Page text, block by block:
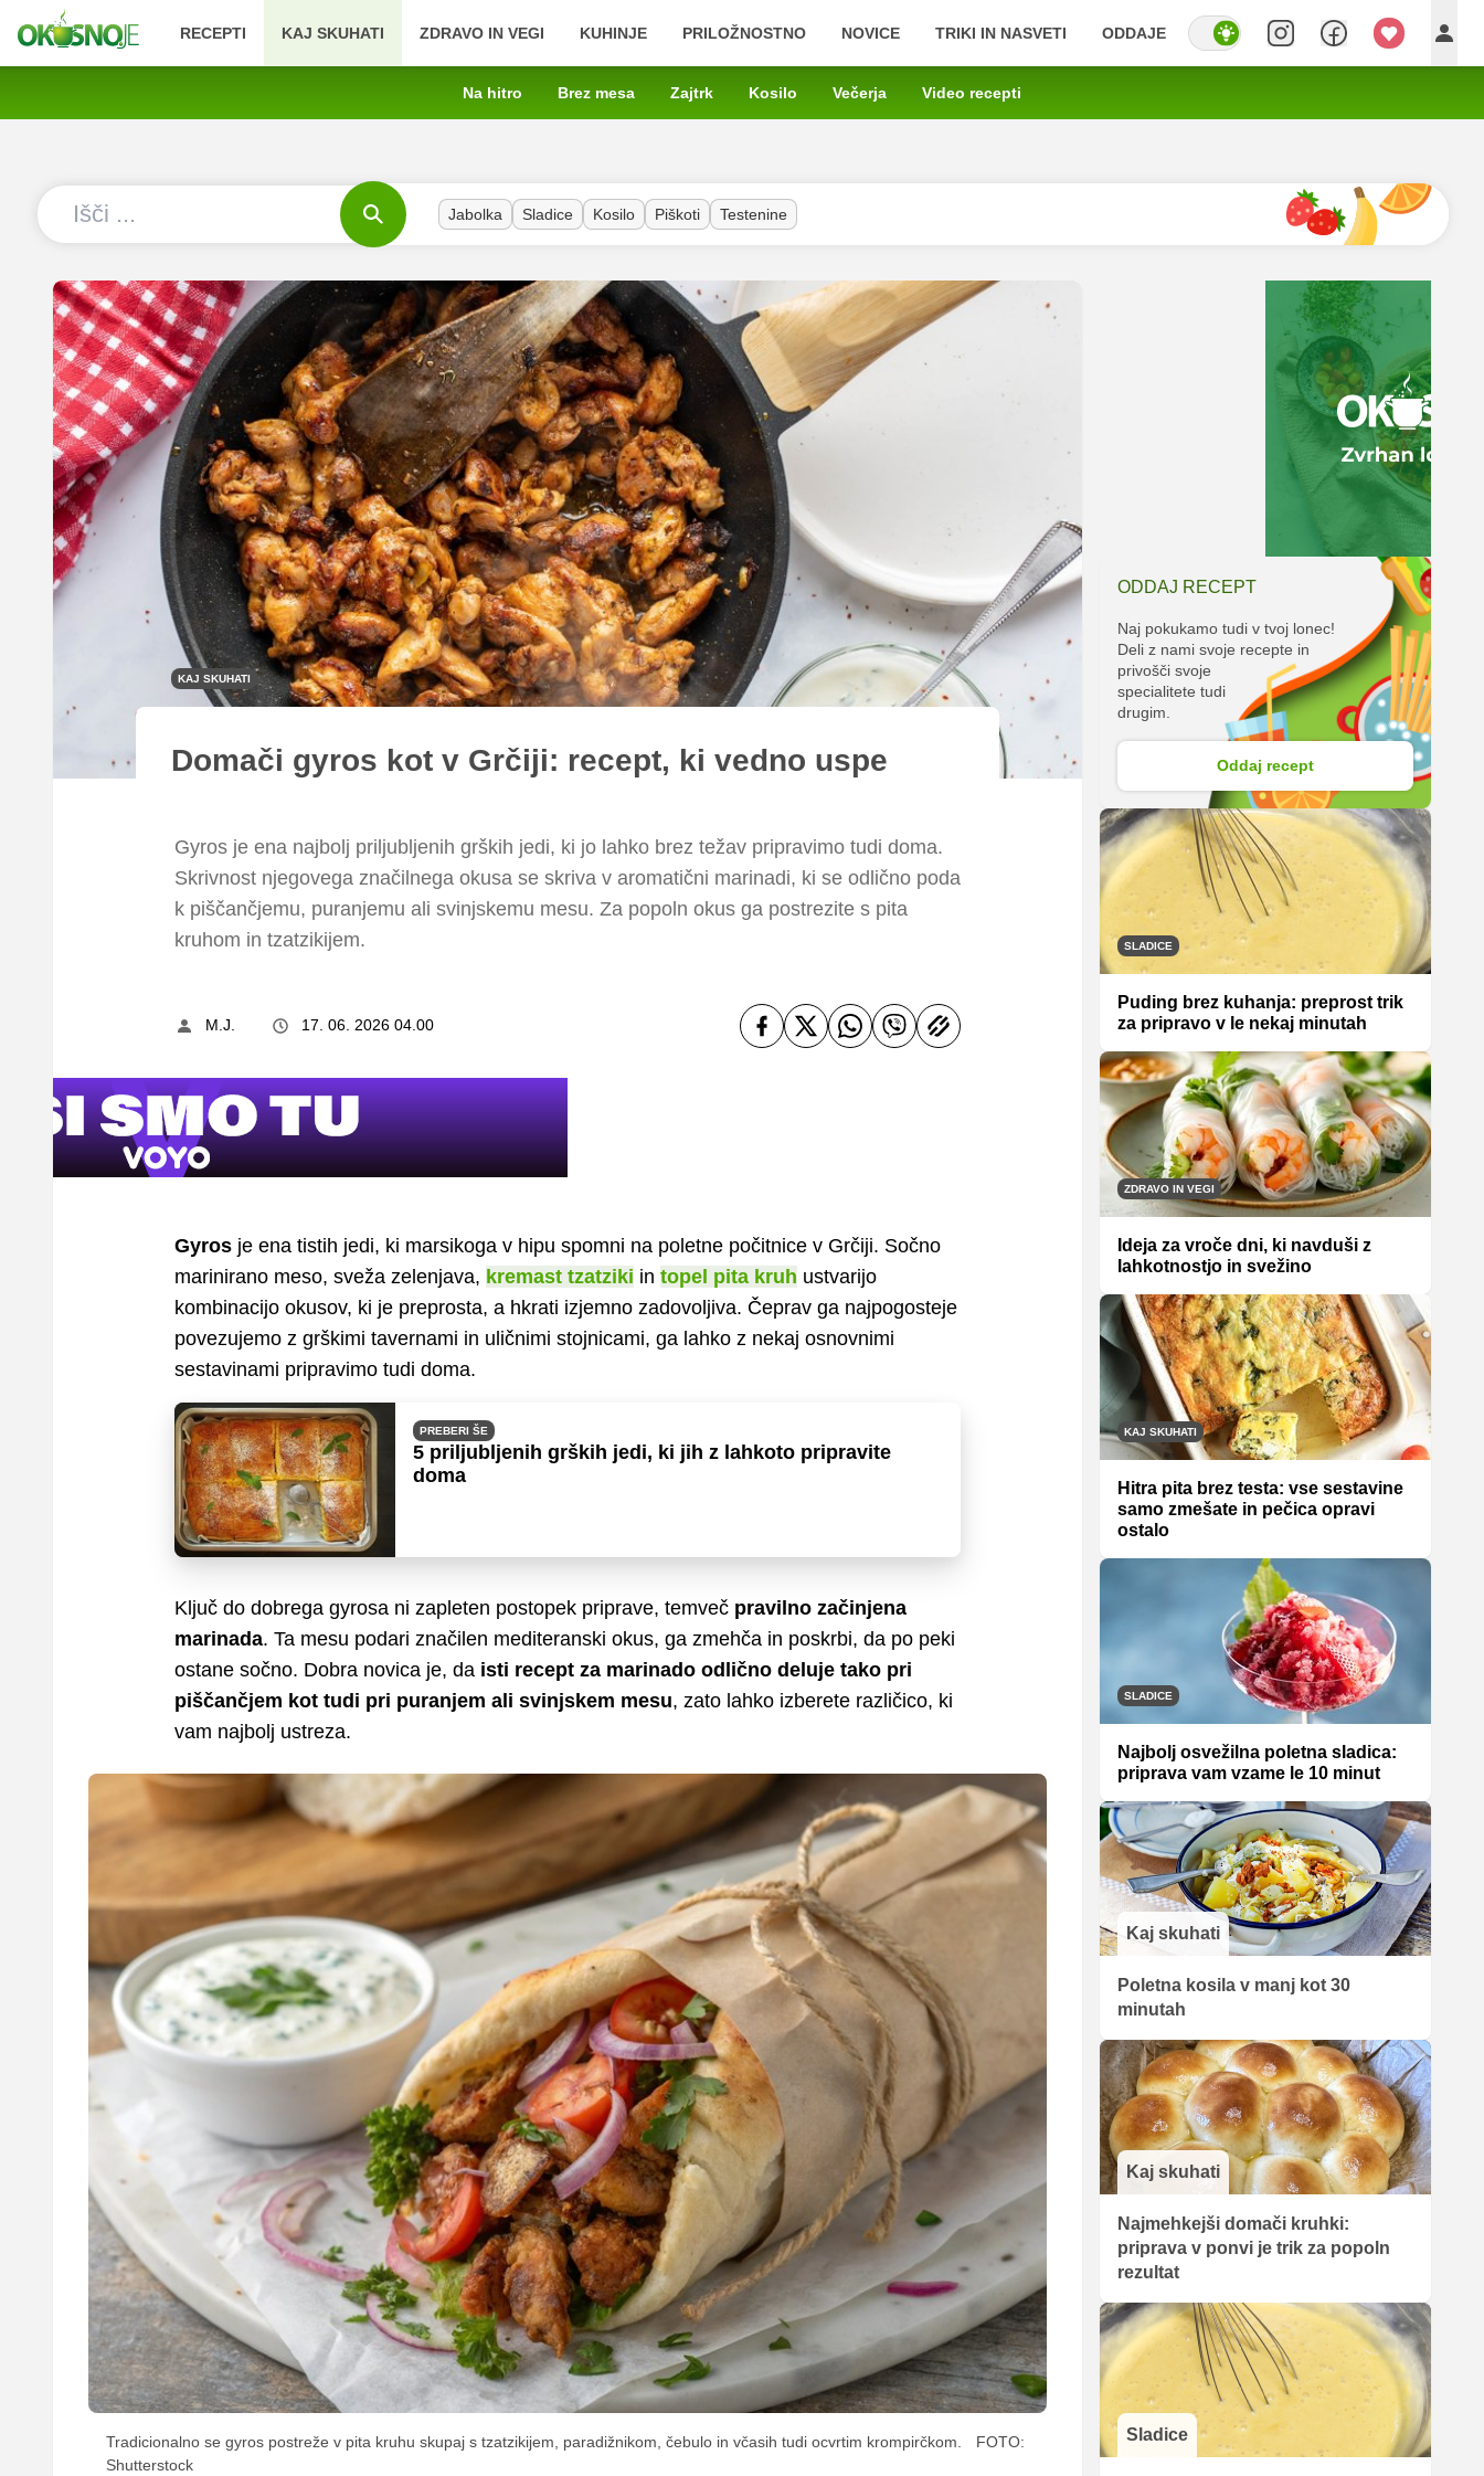
RECEPTI KAJ SKUHATI ZDRAVO IN VEGI KUHINJE PRILOŽNOSTNO NOVICE TRIKI IN NASVETI ODDAJE
Na hitro Brez mesa Zajtrk Kosilo Večerja Video recepti
Jabolka Sladice Kosilo Piškoti Testenine
KAJ SKUHATI
Domači gyros kot v Grčiji: recept, ki vedno uspe
Gyros je ena najbolj priljubljenih grških jedi, ki jo lahko brez težav pripravimo tudi doma.
Skrivnost njegovega značilnega okusa se skriva v aromatični marinadi, ki se odlično poda
k piščančjemu, puranjemu ali svinjskemu mesu. Za popoln okus ga postrezite s pita
kruhom in tzatzikijem.
M.J. 17. 06. 2026 04.00
Gyros je ena tistih jedi, ki marsikoga v hipu spomni na poletne počitnice v Grčiji. Sočno
marinirano meso, sveža zelenjava, kremast tzatziki in topel pita kruh ustvarijo
kombinacijo okusov, ki je preprosta, a hkrati izjemno zadovoljiva. Čeprav ga najpogosteje
povezujemo z grškimi tavernami in uličnimi stojnicami, ga lahko z nekaj osnovnimi
sestavinami pripravimo tudi doma.
PREBERI ŠE
5 priljubljenih grških jedi, ki jih z lahkoto pripravite
doma
Ključ do dobrega gyrosa ni zapleten postopek priprave, temveč pravilno začinjena
marinada. Ta mesu podari značilen mediteranski okus, ga zmehča in poskrbi, da po peki
ostane sočno. Dobra novica je, da isti recept za marinado odlično deluje tako pri
piščančjem kot tudi pri puranjem ali svinjskem mesu, zato lahko izberete različico, ki
vam najbolj ustreza.
Tradicionalno se gyros postreže v pita kruhu skupaj s tzatzikijem, paradižnikom, čebulo in včasih tudi ocvrtim krompirčkom.
FOTO:
Shutterstock
ODDAJ RECEPT
Naj pokukamo tudi v tvoj lonec!
Deli z nami svoje recepte in
privošči svoje
specialitete tudi
drugim.
Oddaj recept
SLADICE
Puding brez kuhanja: preprost trik
za pripravo v le nekaj minutah
ZDRAVO IN VEGI
Ideja za vroče dni, ki navduši z
lahkotnostjo in svežino
KAJ SKUHATI
Hitra pita brez testa: vse sestavine
samo zmešate in pečica opravi
ostalo
SLADICE
Najbolj osvežilna poletna sladica:
priprava vam vzame le 10 minut
Kaj skuhati
Poletna kosila v manj kot 30
minutah
Kaj skuhati
Najmehkejši domači kruhki:
priprava v ponvi je trik za popoln
rezultat
Sladice